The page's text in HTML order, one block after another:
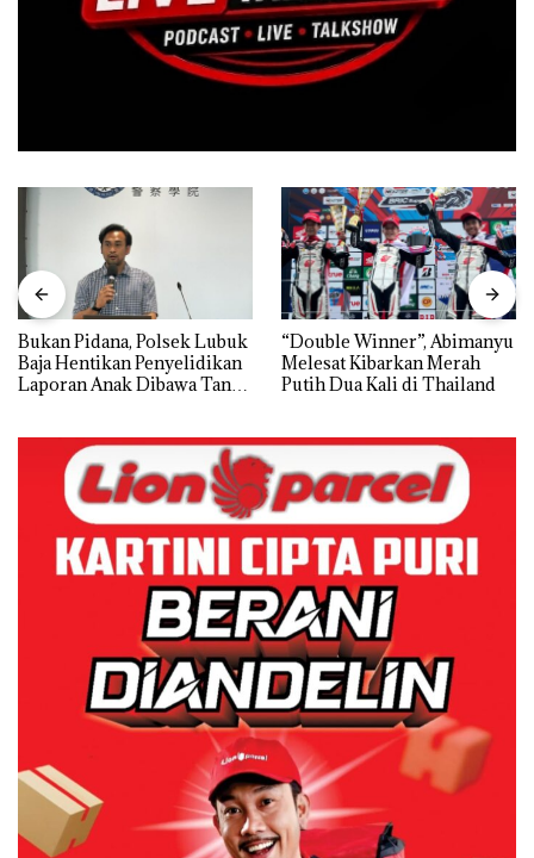
Bukan Pidana, Polsek Lubuk
Baja Hentikan Penyelidikan
Laporan Anak Dibawa Tanpa
“Double Winner”, Abimanyu
Melesat Kibarkan Merah
Putih Dua Kali di Thailand